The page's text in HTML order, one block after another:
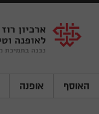
Shenkar
Logo
האוסף אופנה